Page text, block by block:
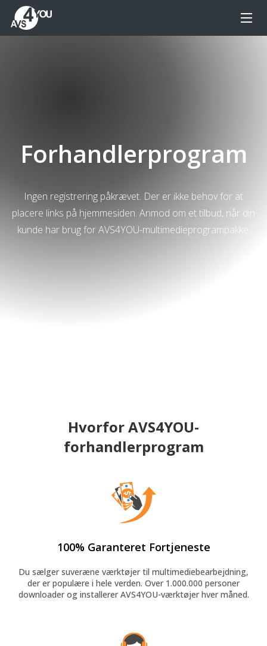
Forhandlerprogram
Ingen registrering påkrævet. Der er ikke behov for at
placere links på hjemmesiden. Anmod om et tilbud, når din
kunde har brug for AVS4YOU-multimedieprogrampakke.
Hvorfor AVS4YOU-
forhandlerprogram
100% Garanteret Fortjeneste
Du sælger suveræne værktøjer til multimediebearbejdning,
der er populære i hele verden. Over 1.000.000 personer
downloader og installerer AVS4YOU-værktøjer hver måned.